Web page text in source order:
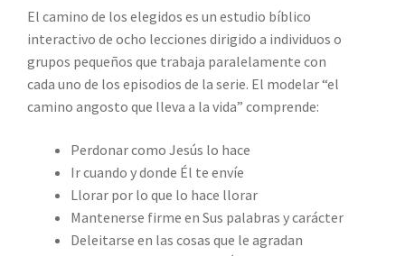
El camino de los elegidos es un estudio bíblico
interactivo de ocho lecciones dirigido a individuos o
grupos pequeños que trabaja paralelamente con
cada uno de los episodios de la serie. El modelar “el
camino angosto que lleva a la vida” comprende:
Perdonar como Jesús lo hace
Ir cuando y donde Él te envíe
Llorar por lo que lo hace llorar
Mantenerse firme en Sus palabras y carácter
Deleitarse en las cosas que le agradan